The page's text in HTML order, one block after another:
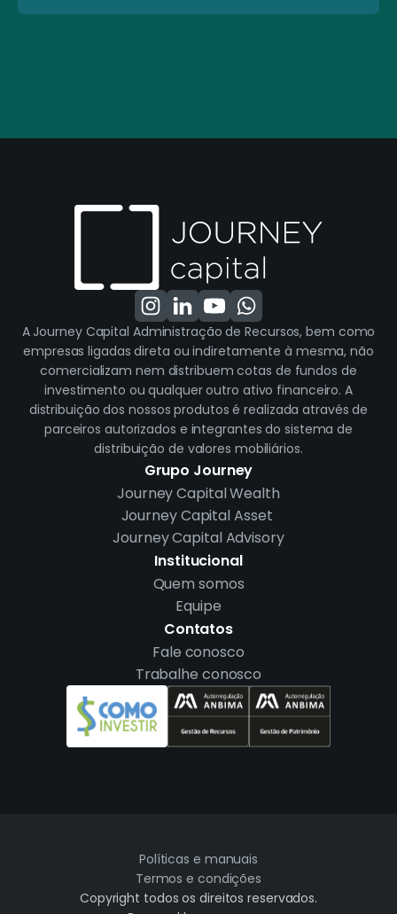
A Journey Capital Administração de Recursos, bem como
empresas ligadas direta ou indiretamente à mesma, não
comercializam nem distribuem cotas de fundos de
investimento ou qualquer outro ativo financeiro. A
distribuição dos nossos produtos é realizada através de
parceiros autorizados e integrantes do sistema de
distribuição de valores mobiliários.
Grupo Journey
Journey Capital Wealth
Journey Capital Asset
Journey Capital Advisory
Institucional
Quem somos
Equipe
Contatos
Fale conosco
Trabalhe conosco
Políticas e manuais
Termos e condições
Copyright todos os direitos reservados.